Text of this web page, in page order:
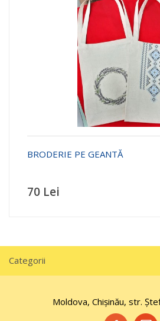
BRODERIE PE GEANTĂ
70 Lei
Categorii
Moldova, Chișinău, str.